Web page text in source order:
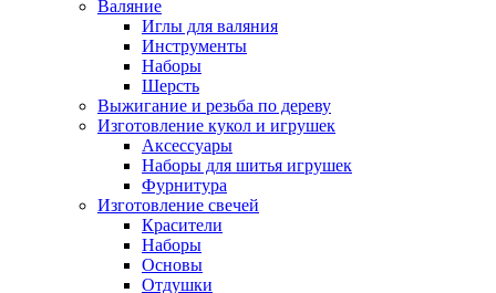
Валяние
Иглы для валяния
Инструменты
Наборы
Шерсть
Выжигание и резьба по дереву
Изготовление кукол и игрушек
Аксессуары
Наборы для шитья игрушек
Фурнитура
Изготовление свечей
Красители
Наборы
Основы
Отдушки